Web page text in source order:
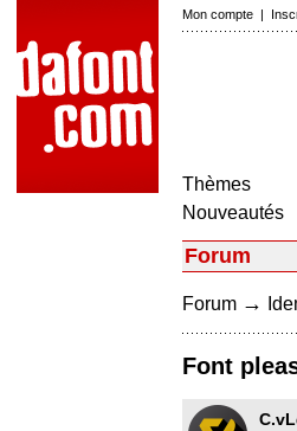
Mon compte |
Thèmes
Nouveautés
Forum
Forum →
Font